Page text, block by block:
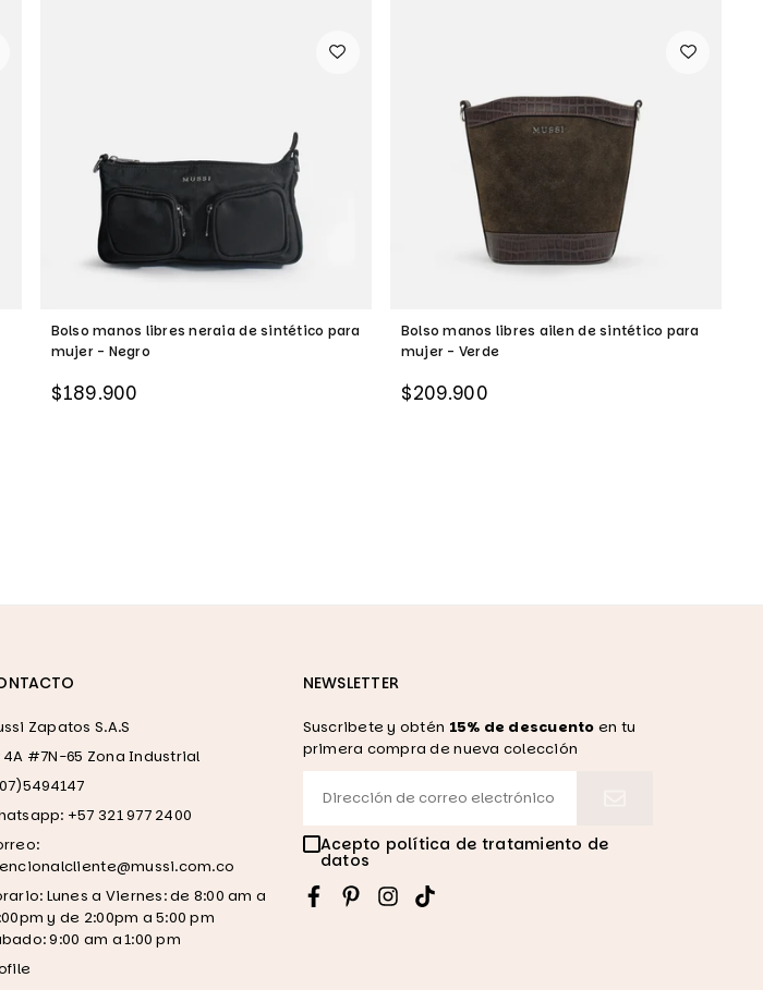
Bolso manos libres neraia de sintético para
mujer - Negro
Precio
$189.900
Bolso manos libres ailen de sintético para
mujer - Verde
Precio
$209.900
Zapatos S.A.S
4A #7N-65 Zona Industrial
+57 321 977 2400
Lunes a Viernes: de 8:00 am a
y de 2:00pm a 5:00 pm
9:00 am a 1:00 pm
NEWSLETTER
Suscribete y obtén 15% de descuento en tu
primera compra de nueva colección
Acepto política de tratamiento de
datos
FacebookPinterestInstagram
TikTok